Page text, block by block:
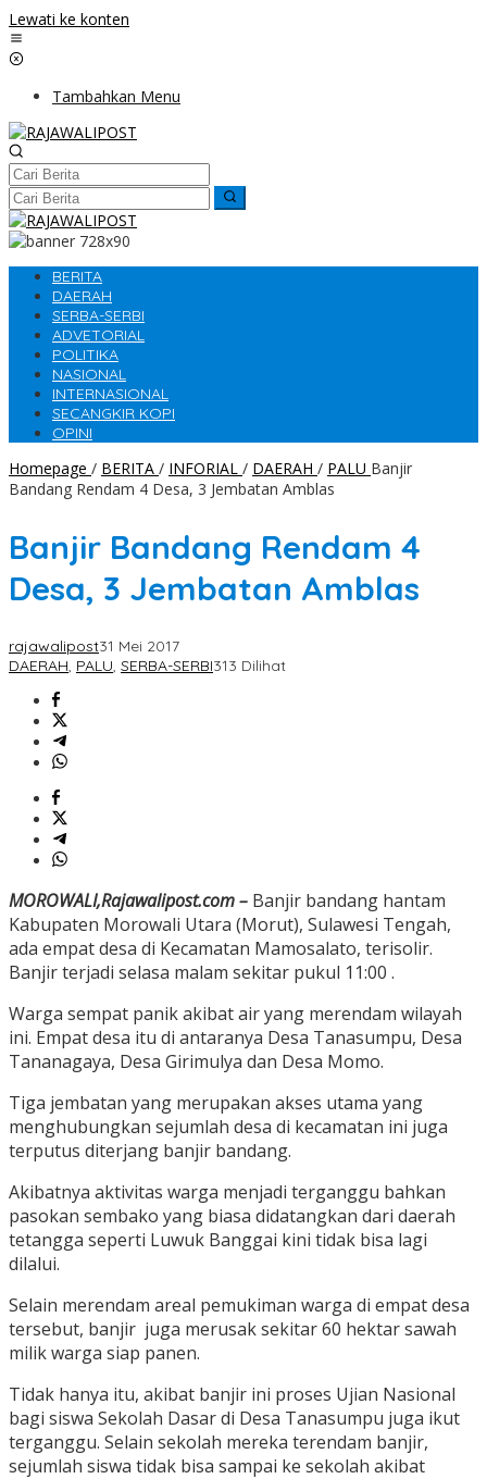
Lewati ke konten
Tambahkan Menu
BERITA
DAERAH
SERBA-SERBI
ADVETORIAL
POLITIKA
NASIONAL
INTERNASIONAL
SECANGKIR KOPI
OPINI
Homepage / BERITA / INFORIAL / DAERAH / PALU Banjir
Bandang Rendam 4 Desa, 3 Jembatan Amblas
Banjir Bandang Rendam 4
Desa, 3 Jembatan Amblas
rajawalipost31 Mei 2017
DAERAH, PALU, SERBA-SERBI313 Dilihat
MOROWALI,Rajawalipost.com – Banjir bandang hantam
Kabupaten Morowali Utara (Morut), Sulawesi Tengah,
ada empat desa di Kecamatan Mamosalato, terisolir.
Banjir terjadi selasa malam sekitar pukul 11:00 .
Warga sempat panik akibat air yang merendam wilayah
ini. Empat desa itu di antaranya Desa Tanasumpu, Desa
Tananagaya, Desa Girimulya dan Desa Momo.
Tiga jembatan yang merupakan akses utama yang
menghubungkan sejumlah desa di kecamatan ini juga
terputus diterjang banjir bandang.
Akibatnya aktivitas warga menjadi terganggu bahkan
pasokan sembako yang biasa didatangkan dari daerah
tetangga seperti Luwuk Banggai kini tidak bisa lagi
dilalui.
Selain merendam areal pemukiman warga di empat desa
tersebut, banjir juga merusak sekitar 60 hektar sawah
milik warga siap panen.
Tidak hanya itu, akibat banjir ini proses Ujian Nasional
bagi siswa Sekolah Dasar di Desa Tanasumpu juga ikut
terganggu. Selain sekolah mereka terendam banjir,
sejumlah siswa tidak bisa sampai ke sekolah akibat